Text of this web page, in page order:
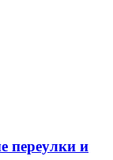
переулки и